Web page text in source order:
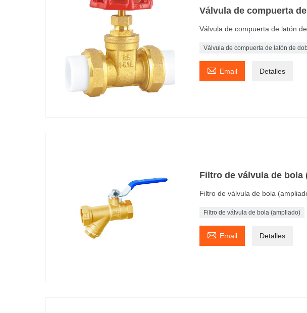
Válvula de compuerta
Válvula de compuerta de latón
Válvula de compuerta de latón de
 Email Detalles
Filtro de válvula de bola
Filtro de válvula de bola
Filtro de válvula de bola (ampliado)
 Email Detalles